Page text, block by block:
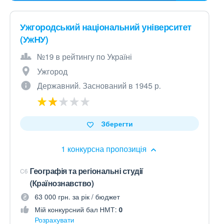
Ужгородський національний університет
(УжНУ)
№19 в рейтингу по Україні
Ужгород
Державний. Заснований в 1945 р.
1 конкурсна пропозиція
Зберегти
C6 Географія та регіональні студії
(Країнознавство)
63 000 грн. за рік / бюджет
Мій конкурсний бал НМТ: 0
Розрахувати